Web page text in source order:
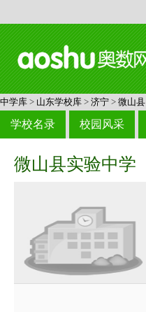
中学库 > 山东学校库 > 济宁 > 微山县
学校名录 校园风采
微山县实验中学